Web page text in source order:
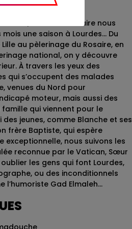
ce documentaire nous
une saison à Lourdes… Du
au pèlerinage du Rosaire, en
national, on y découvre
À travers les yeux des
qui s’occupent des malades
venues du Nord pour
moteur, mais aussi des
qui viennent pour le
jeunes, comme Blanche et ses
frère Baptiste, qui espère
exceptionnelle, nous suivons les
reconnue par le Vatican, Sœur
les gens qui font Lourdes,
ou des inconditionnels
l’humoriste Gad Elmaleh…